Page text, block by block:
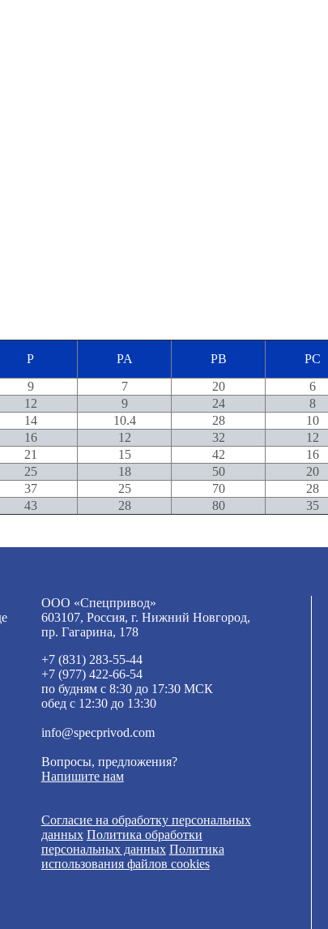
P PA PB PC
9 7 20 6
12 9 24 8
14 10.4 28 10
16 12 32 12
21 15 42 16
25 18 50 20
37 25 70 28
43 28 80 35
ООО «Спецпривод»
603107, Россия, г. Нижний Новгород,
пр. Гагарина, 178
+7 (831) 283-55-44
+7 (977) 422-66-54
по будням с 8:30 до 17:30 МСК
обед с 12:30 до 13:30
info@specprivod.com
Вопросы, предложения?
Напишите нам
Согласие на обработку персональных
данных Политика обработки
персональных данных Политика
использования файлов cookies